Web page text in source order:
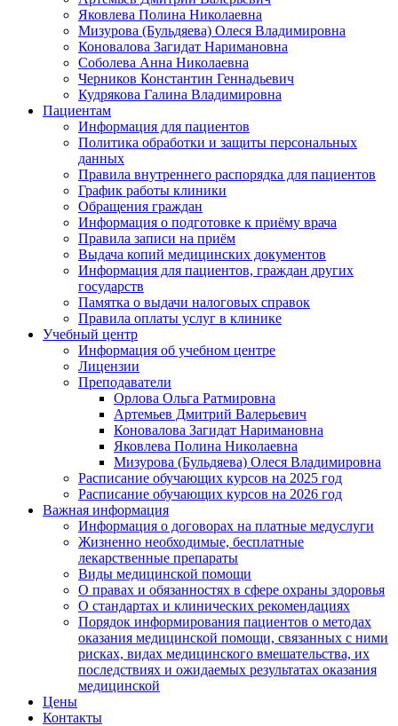
Яковлева Полина Николаевна
Мизурова (Бульдяева) Олеся Владимировна
Коновалова Загидат Наримановна
Соболева Анна Николаевна
Черников Константин Геннадьевич
Кудрякова Галина Владимировна
Пациентам
Информация для пациентов
Политика обработки и защиты персональных
данных
Правила внутреннего распорядка для пациентов
График работы клиники
Обращения граждан
Информация о подготовке к приёму врача
Правила записи на приём
Выдача копий медицинских документов
Информация для пациентов, граждан других
государств
Памятка о выдачи налоговых справок
Правила оплаты услуг в клинике
Учебный центр
Информация об учебном центре
Лицензии
Преподаватели
Орлова Ольга Ратмировна
Артемьев Дмитрий Валерьевич
Коновалова Загидат Наримановна
Яковлева Полина Николаевна
Мизурова (Бульдяева) Олеся Владимировна
Расписание обучающих курсов на 2025 год
Расписание обучающих курсов на 2026 год
Важная информация
Информация о договорах на платные медуслуги
Жизненно необходимые, бесплатные
лекарственные препараты
Виды медицинской помощи
О правах и обязанностях в сфере охраны здоровья
О стандартах и клинических рекомендациях
Порядок информирования пациентов о методах
оказания медицинской помощи, связанных с ними
рисках, видах медицинского вмешательства, их
последствиях и ожидаемых результатах оказания
медицинской
Цены
Контакты